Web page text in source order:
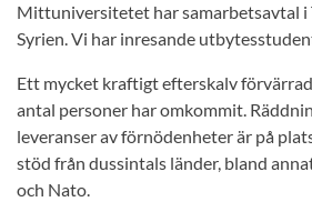
Mittuniversitetet har samarbetsavtal i
Syrien. Vi har inresande
Ett mycket kraftigt efterskalv
antal personer har omkommit.
leveranser av förnödenheter är på
stöd från dussintals länder, bland
och Nato.